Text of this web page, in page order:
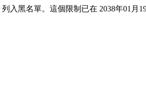
列入黑名單。這個限制已在 2038年01月